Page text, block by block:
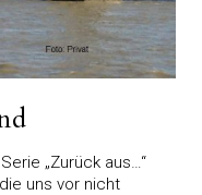
„Zurück aus…“
uns vor nicht